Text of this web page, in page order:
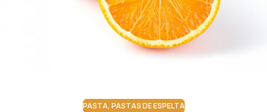
PASTA, PASTAS DE ESPELTA